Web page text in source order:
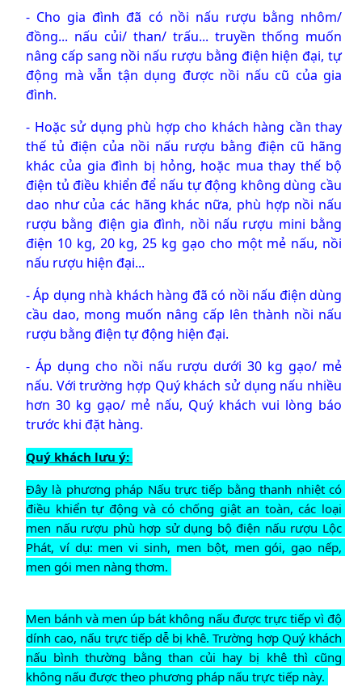
- Cho gia đình đã có nồi nấu rượu bằng nhôm/
đồng... nấu củi/ than/ trấu... truyền thống muốn
nâng cấp sang nồi nấu rượu bằng điện hiện đại, tự
động mà vẫn tận dụng được nồi nấu cũ của gia
đình.
- Hoặc sử dụng phù hợp cho khách hàng cần thay
thế tủ điện của nồi nấu rượu bằng điện cũ hãng
khác của gia đình bị hỏng, hoặc mua thay thế bộ
điện tủ điều khiển để nấu tự động không dùng cầu
dao như của các hãng khác nữa, phù hợp nồi nấu
rượu bằng điện gia đình, nồi nấu rượu mini bằng
điện 10 kg, 20 kg, 25 kg gạo cho một mẻ nấu, nồi
nấu rượu hiện đại...
- Áp dụng nhà khách hàng đã có nồi nấu điện dùng
cầu dao, mong muốn nâng cấp lên thành nồi nấu
rượu bằng điện tự động hiện đại.
- Áp dụng cho nồi nấu rượu dưới 30 kg gạo/ mẻ
nấu. Với trường hợp Quý khách sử dụng nấu nhiều
hơn 30 kg gạo/ mẻ nấu, Quý khách vui lòng báo
trước khi đặt hàng.
Quý khách lưu ý:
Đây là phương pháp Nấu trực tiếp bằng thanh nhiệt có
điều khiển tự động và có chống giật an toàn, các loại
men nấu rượu phù hợp sử dụng bộ điện nấu rượu Lộc
Phát, ví dụ: men vi sinh, men bột, men gói, gạo nếp,
men gói men nàng thơm.
Men bánh và men úp bát không nấu được trực tiếp vì độ
dính cao, nấu trực tiếp dễ bị khê. Trường hợp Quý khách
nấu bình thường bằng than củi hay bị khê thì cũng
không nấu được theo phương pháp nấu trực tiếp này.